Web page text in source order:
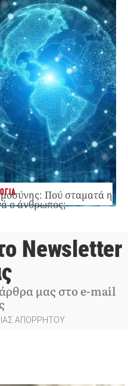
Πού σταματά η
ο άνθρωπος;
Newsletter
μας στο e-mail
ΑΠΟΡΡΗΤΟΥ